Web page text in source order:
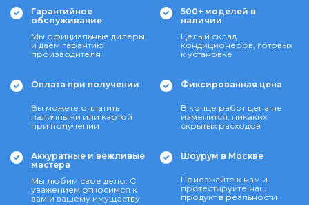
Гарантийное
обслуживание
Мы официальные дилеры
и даем гарантию
производителя
500+ моделей в
наличии
Целый склад
кондиционеров, готовых
к установке
Оплата при получении
Вы можете оплатить
наличными или картой
при получении
Фиксированная цена
В конце работ цена не
изменится, никаких
скрытых расходов
Аккуратные и вежливые
мастера
Мы любим свое дело. С
уважением относимся к
вам и вашему имуществу
Шоурум в Москве
Приезжайте к нам и
протестируйте наш
продукт в реальности